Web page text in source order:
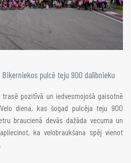
pulcē teju 900 dalībnieku
trasē pozitīvā un iedvesmojošā gaisotnē
diena, kas šogad pulcēja teju 900
braucienā devās dažāda vecuma un
ka velobraukšana spēj vienot